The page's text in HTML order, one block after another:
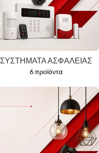
ΣΥΣΤΗΜΑΤΑ ΑΣΦΑΛΕΙΑΣ
6 προϊόντα